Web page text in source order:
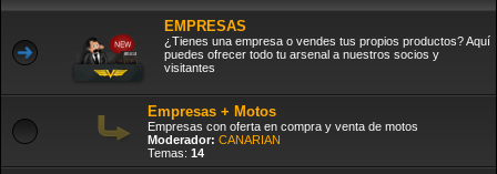
EMPRESAS
¿Tienes una empresa o vendes tus propios productos? Aquí
puedes ofrecer todo tu arsenal a nuestros socios y
visitantes
Empresas + Motos
Empresas con oferta en compra y venta de motos
Moderador: CANARIAN
Temas: 14